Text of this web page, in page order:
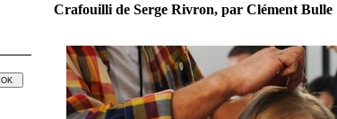
Crafouilli de Serge Rivron, par Clément Bulle